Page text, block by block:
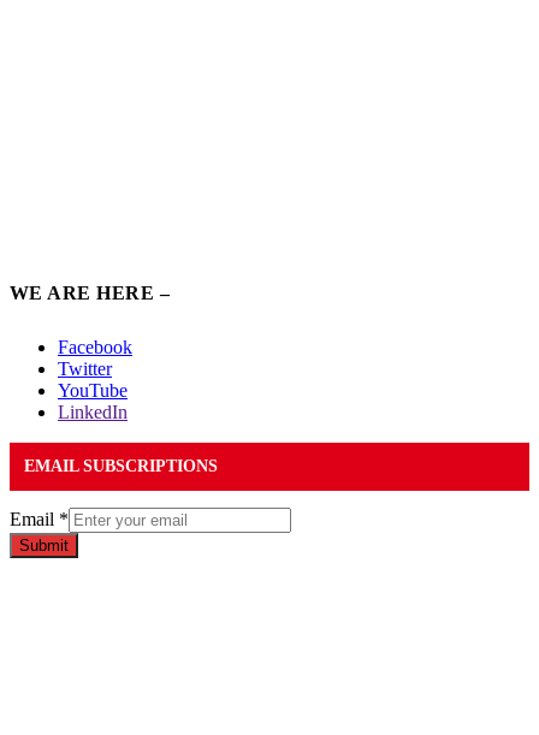
WE ARE HERE –
Facebook
Twitter
YouTube
LinkedIn
EMAIL SUBSCRIPTIONS
Email *
Submit